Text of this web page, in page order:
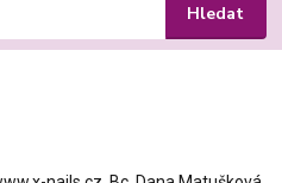
Hledat